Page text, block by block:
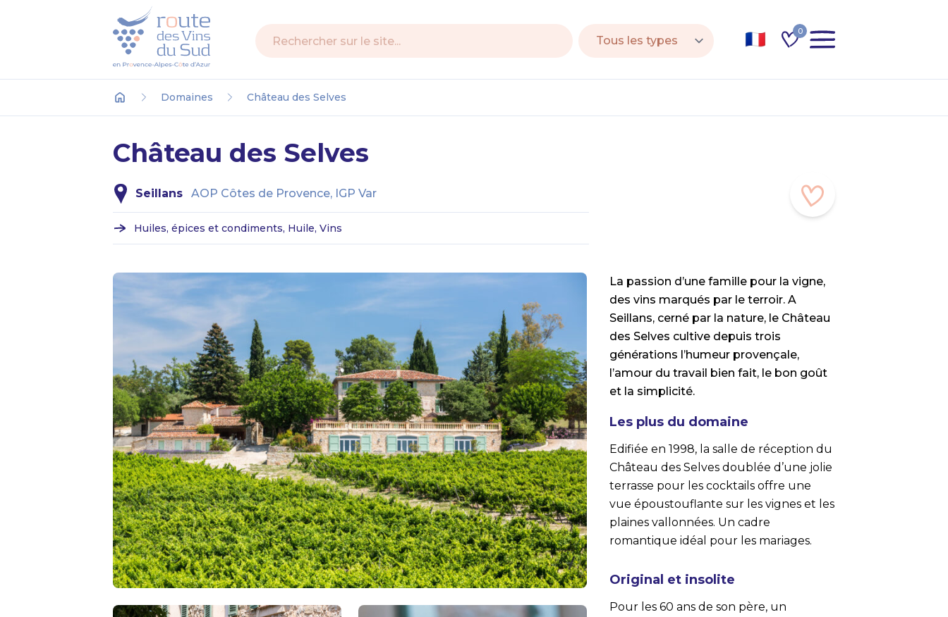
0
Domaines Château des Selves
Château des Selves
Seillans AOP Côtes de Provence, IGP Var
Huiles, épices et condiments, Huile, Vins
La passion d’une famille pour la vigne,
des vins marqués par le terroir. A
Seillans, cerné par la nature, le Château
des Selves cultive depuis trois
générations l’humeur provençale,
l’amour du travail bien fait, le bon goût
et la simplicité.
Les plus du domaine
Edifiée en 1998, la salle de réception du
Château des Selves doublée d’une jolie
terrasse pour les cocktails offre une
vue époustouflante sur les vignes et les
plaines vallonnées. Un cadre
romantique idéal pour les mariages.
Original et insolite
Pour les 60 ans de son père, un